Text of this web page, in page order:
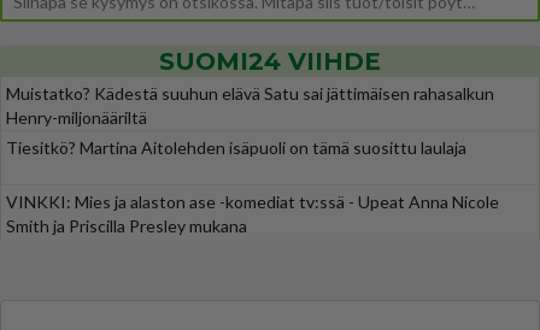
SUOMI24 VIIHDE
Muistatko? Kädestä suuhun elävä Satu sai jättimäisen rahasalkun
Henry-miljonääriltä
Tiesitkö? Martina Aitolehden isäpuoli on tämä suosittu laulaja
VINKKI: Mies ja alaston ase -komediat tv:ssä - Upeat Anna Nicole
Smith ja Priscilla Presley mukana